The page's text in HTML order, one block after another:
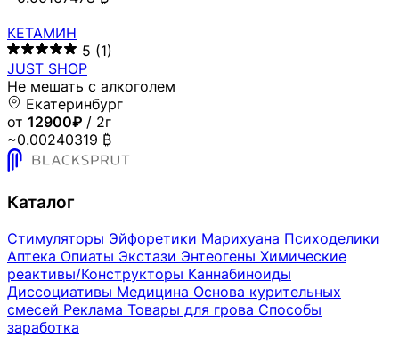
КЕТАМИН
5 (1)
JUST SHOP
Не мешать с алкоголем
Екатеринбург
от 12900₽ / 2г
~0.00240319 ₿
Каталог
Стимуляторы Эйфоретики Марихуана Психоделики
Аптека Опиаты Экстази Энтеогены Химические
реактивы/Конструкторы Каннабиноиды
Диссоциативы Медицина Основа курительных
смесей Реклама Товары для грова Способы
заработка